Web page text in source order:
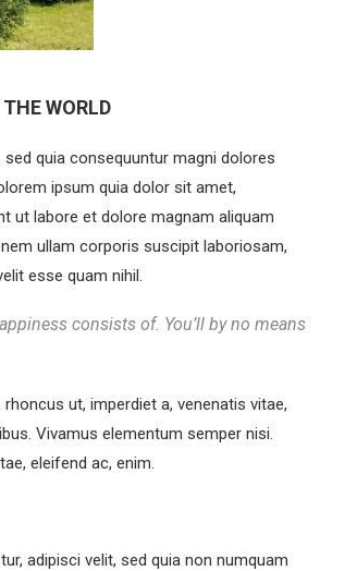
WORLD
quia consequuntur magni dolores
ipsum quia dolor sit amet,
ut labore et dolore magnam aliquam
ullam corporis suscipit laboriosam,
esse quam nihil.
consists of. You’ll by no means
ut, imperdiet a, venenatis vitae,
Vivamus elementum semper nisi.
eleifend ac, enim.
adipisci velit, sed quia non numquam